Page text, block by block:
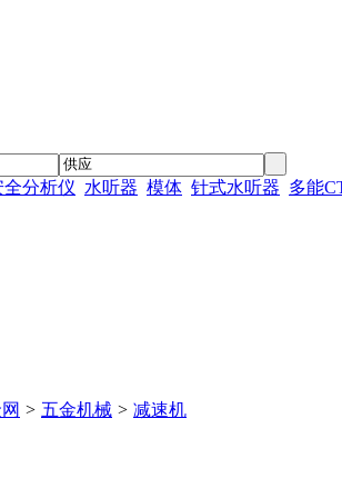
全分析仪 水听器 模体 针式水听器 多能
> 五金机械 > 减速机